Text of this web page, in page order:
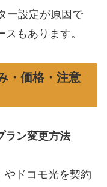
ー設定が原因で
もあります。
・価格・注意
ラン変更方法
やドコモ光を契約